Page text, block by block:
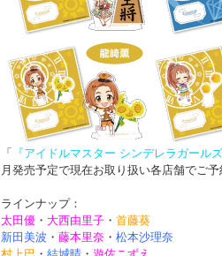
「 『アイドルマスター シンデレラガールズ
月発売予定で現在お取り扱い各店舗でご予
ラインナップ：
太田優 ・ 大西由里子 ・ 首藤葵
新田美波 ・ 藤本里奈 ・ 松本沙理奈